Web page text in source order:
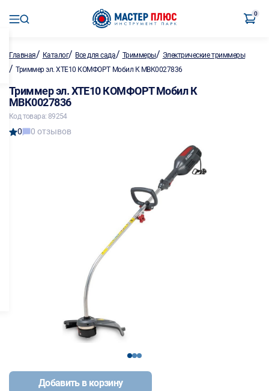
0
Главная/ Каталог/ Все для сада/ Триммеры/ Электрические триммеры
/ Триммер эл. ХТЕ10 КОМФОРТ Мобил К МВК0027836
Триммер эл. ХТЕ10 КОМФОРТ Мобил К
МВК0027836
Код товара: 89254
0 0 отзывов
123
Добавить в корзину